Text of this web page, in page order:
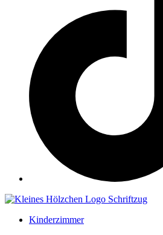
Kinderzimmer